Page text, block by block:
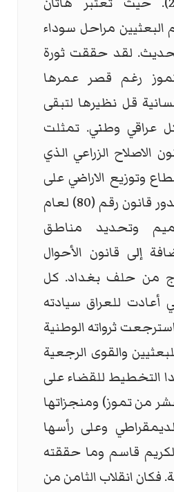
مراحل سوداء
لقد حققت ثورة
رغم قصر عمرها
قل نظيرها لتبقى
عراقي وطني. تمثلت
الاصلاح الزراعي الذي
وتوزيع الاراضي على
الفلاحين وكذلك صدور قانون رقم (80) لعام
وتحديد مناطق
إلى قانون الأحوال
من حلف بغداد. كل
أعادت للعراق سيادته
ثرواته الوطنية
والقوى الرجعية
التخطيط للقضاء على
من تموز) ومنجزاتها
وعلى رأسها
قاسم وما حققته
انقلاب الثامن من